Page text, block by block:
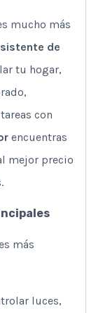
mucho más
de
tu hogar,
con
encuentras
mejor precio
más
luces,